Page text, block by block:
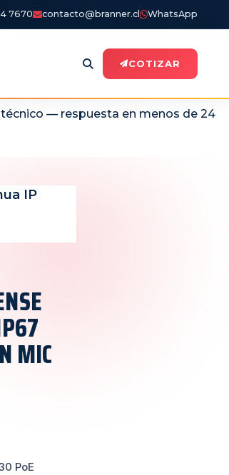
7670 contacto@branner.cl WhatsApp
COTIZAR
— respuesta en menos de 24
IP
MIC
PoE